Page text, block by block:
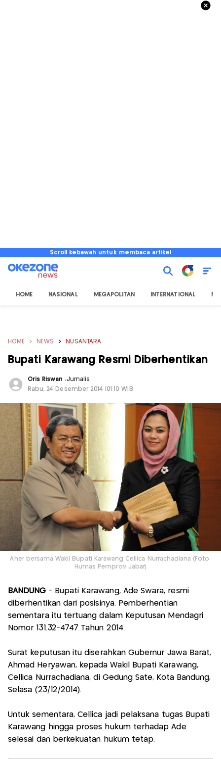
Scroll kebawah untuk membaca artikel
HOME NASIONAL MEGAPOLITAN INTERNATIONAL
HOME NEWS NUSANTARA
Bupati Karawang Resmi Diberhentikan
Oris Riswan ,Jurnalis
Rabu, 24 Desember 2014 |01:10 WIB
Aher bersama Wakil Bupati Karawang Cellica Nurrachadiana (Foto:
Humas Pemprov Jabar)
BANDUNG - Bupati Karawang, Ade Swara, resmi
diberhentikan dari posisinya. Pemberhentian
sementara itu tertuang dalam Keputusan Mendagri
Nomor 131.32-4747 Tahun 2014.
Surat keputusan itu diserahkan Gubernur Jawa Barat,
Ahmad Heryawan, kepada Wakil Bupati Karawang,
Cellica Nurrachadiana, di Gedung Sate, Kota Bandung,
Selasa (23/12/2014).
Untuk sementara, Cellica jadi pelaksana tugas Bupati
Karawang hingga proses hukum terhadap Ade
selesai dan berkekuatan hukum tetap.